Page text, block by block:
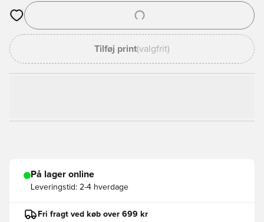
Åbner en Modal til at logge ind eller tilmelde dig som medlem
Tilføj print(valgfrit)
På lager online
Leveringstid: 2-4 hverdage
Fri fragt ved køb over 699 kr